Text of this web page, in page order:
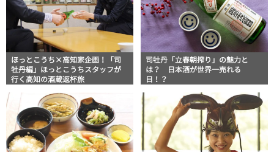
ほっとこうち×高知家企画！「司
牡丹編」ほっとこうちスタッフが
行く高知の酒蔵返杯旅
司牡丹「立春朝搾り」の魅力と
は？ 日本酒が世界一売れる
日！？